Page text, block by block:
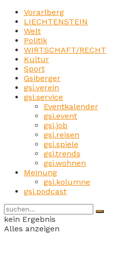
Vorarlberg
LIECHTENSTEIN
Welt
Politik
WIRTSCHAFT/RECHT
Kultur
Sport
Gsiberger
gsi.verein
gsi.service
Eventkalender
gsi.event
gsi.job
gsi.reisen
gsi.spiele
gsi.trends
gsi.wohnen
Meinung
gsi.kolumne
gsi.podcast
kein Ergebnis
Alles anzeigen